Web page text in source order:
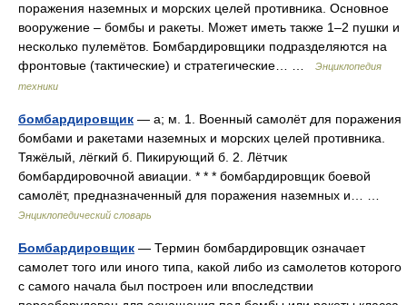
поражения наземных и морских целей противника. Основное
вооружение – бомбы и ракеты. Может иметь также 1–2 пушки и
несколько пулемётов. Бомбардировщики подразделяются на
фронтовые (тактические) и стратегические… …
Энциклопедия
техники
бомбардировщик — а; м. 1. Военный самолёт для поражения
бомбами и ракетами наземных и морских целей противника.
Тяжёлый, лёгкий б. Пикирующий б. 2. Лётчик
бомбардировочной авиации. * * * бомбардировщик боевой
самолёт, предназначенный для поражения наземных и… …
Энциклопедический словарь
Бомбардировщик — Термин бомбардировщик означает
самолет того или иного типа, какой либо из самолетов которого
с самого начала был построен или впоследствии